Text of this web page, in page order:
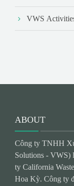
VWS
ABOUT
Công ty TNHH
Solutions - VWS)
ty California
Hoa Kỳ. Công ty